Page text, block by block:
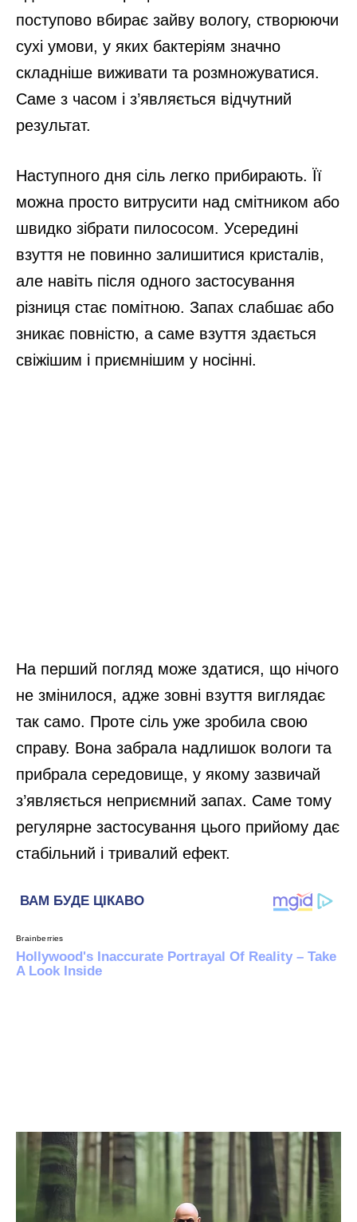
поступово вбирає зайву вологу, створюючи
сухі умови, у яких бактеріям значно
складніше виживати та розмножуватися.
Саме з часом і з’являється відчутний
результат.
Наступного дня сіль легко прибирають. Її
можна просто витрусити над смітником або
швидко зібрати пилососом. Усередині
взуття не повинно залишитися кристалів,
але навіть після одного застосування
різниця стає помітною. Запах слабшає або
зникає повністю, а саме взуття здається
свіжішим і приємнішим у носінні.
На перший погляд може здатися, що нічого
не змінилося, адже зовні взуття виглядає
так само. Проте сіль уже зробила свою
справу. Вона забрала надлишок вологи та
прибрала середовище, у якому зазвичай
з’являється неприємний запах. Саме тому
регулярне застосування цього прийому дає
стабільний і тривалий ефект.